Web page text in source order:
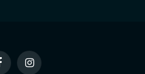
Instagram